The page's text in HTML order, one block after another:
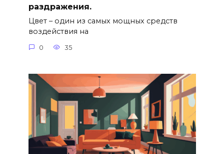
раздражения.
Цвет – один из самых мощных средств
воздействия на
0 35